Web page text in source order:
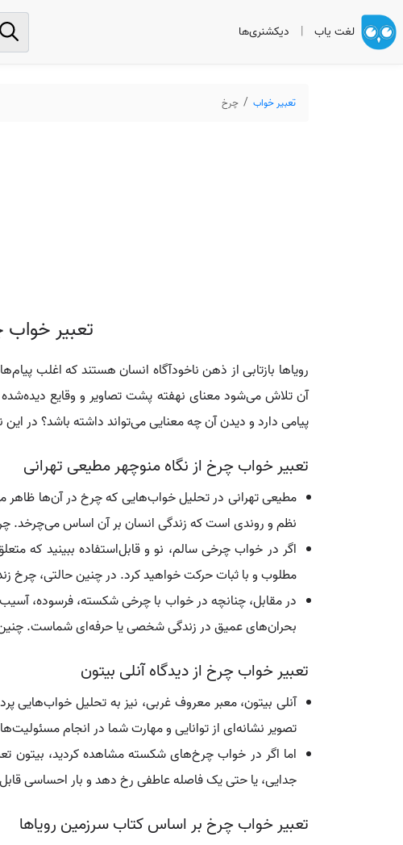
لغت یاب | دیکشنری‌ها
تعبیر خواب چرخ
تعبیر
رویاها بازتابی از ذهن ناخودآگاه انسان هستند که اغلب
آن تلاش می‌شود معنای نهفته پشت تصاویر و وقایع
پیامی دارد و دیدن آن چه معنایی می‌تواند داشته باشد؟ در
تعبیر خواب چرخ از نگاه منوچهر مطیعی تهرانی
مطیعی تهرانی در تحلیل خواب‌هایی که چرخ در آن‌ها ظاهر
نظم و روندی است که زندگی انسان بر آن اساس می‌چرخد.
اگر در خواب چرخی سالم، نو و قابل‌استفاده ببینید
مطلوب و با ثبات حرکت خواهید کرد. در چنین حالتی،
در مقابل، چنانچه در خواب با چرخی شکسته، فرسوده،
بحران‌های عمیق در زندگی شخصی یا حرفه‌ای شماست.
تعبیر خواب چرخ از دیدگاه آنلی بیتون
آنلی بیتون، معبر معروف غربی، نیز به تحلیل خواب‌هایی
تصویر نشانه‌ای از توانایی و مهارت شما در انجام
اما اگر در خواب چرخ‌های شکسته مشاهده کردید، بیتون
جدایی، یا حتی یک فاصله عاطفی رخ دهد و بار احساسی
تعبیر خواب چرخ بر اساس کتاب سرزمین رویاها